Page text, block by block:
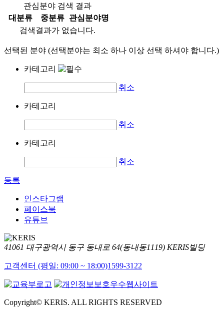
관심분야 검색 결과
대분류
중분류
관심분야명
검색결과가 없습니다.
선택된 분야 (선택분야는 최소 하나 이상 선택 하셔야 합니다.)
카테고리
취소
카테고리
취소
카테고리
취소
등록
인스타그램
페이스북
유튜브
41061 대구광역시 동구 동내로 64(동내동1119) KERIS빌딩
고객센터 (평일: 09:00 ~ 18:00)1599-3122
Copyright© KERIS. ALL RIGHTS RESERVED